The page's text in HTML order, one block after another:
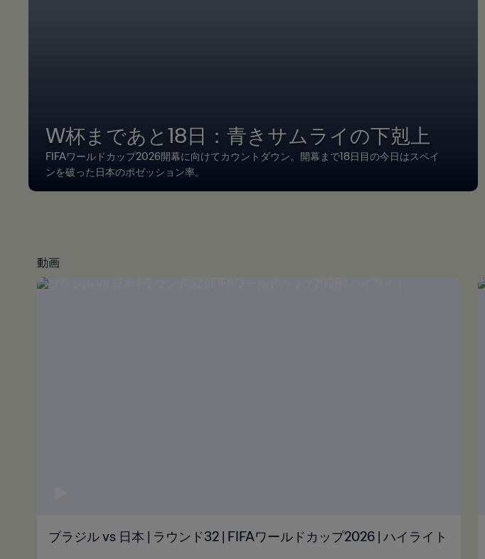
W杯まであと18日：青きサムライの下剋上
FIFAワールドカップ2026開幕に向けてカウントダウン。開幕まで18日目の今日はスペイ
ンを破った日本のポゼッション率。
動画
ブラジル vs 日本 | ラウンド32 | FIFAワールドカップ2026 | ハイライト